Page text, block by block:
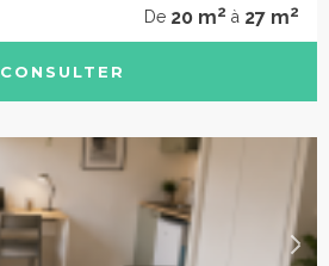
De 20 m2 à 27 m2
CONSULTER